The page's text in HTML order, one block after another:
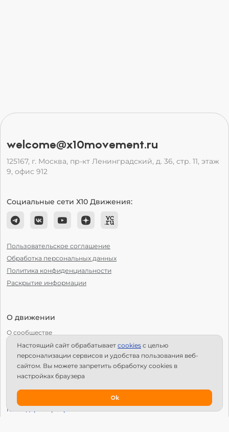
welcome@x10movement.ru
125167, г. Москва, пр-кт Ленинградский, д. 36, стр. 11, этаж
9, офис 912
Социальные сети Х10 Движения:
Пользовательское соглашение
Обработка персональных данных
Политика конфиденциальности
Раскрытие информации
О движении
О сообществе
С чего начать?
Структура Х10
Как стать региональным лидером?
Календарь мероприятий
Настоящий сайт обрабатывает сookies с целью
персонализации сервисов и удобства пользования веб-
сайтом. Вы можете запретить обработку сookies в
настройках браузера
Ok